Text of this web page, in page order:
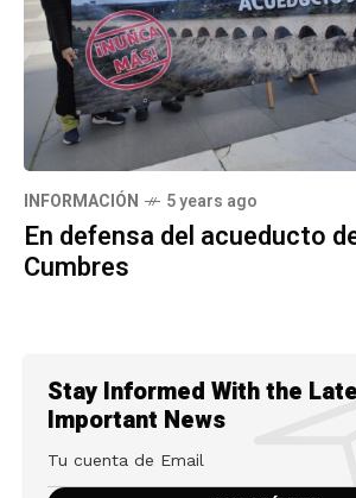
INFORMACIÓN 5 years ago
En defensa del acueducto
Cumbres
Stay Informed With the
Important News